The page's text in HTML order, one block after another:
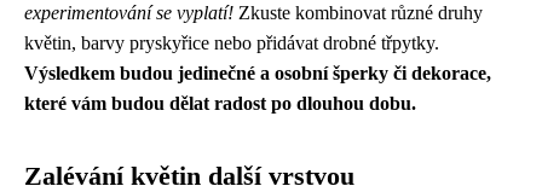
experimentování se vyplatí! Zkuste kombinovat různé druhy
květin, barvy pryskyřice nebo přidávat drobné třpytky.
Výsledkem budou jedinečné a osobní šperky či dekorace,
které vám budou dělat radost po dlouhou dobu.
Zalévání květin další vrstvou